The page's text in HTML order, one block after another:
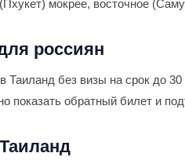
мокрее, восточное
россиян
Таиланд без визы на срок до
показать обратный билет и